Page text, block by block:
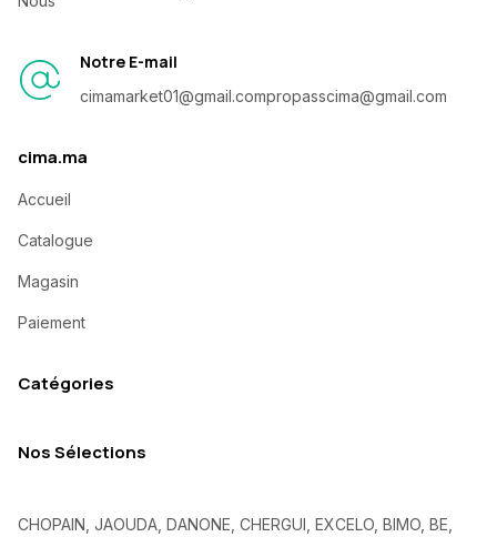
Notre E-mail
cimamarket01@gmail.compropasscima@gmail.com
cima.ma
Accueil
Catalogue
Magasin
Paiement
Catégories
Nos Sélections
CHOPAIN, JAOUDA, DANONE, CHERGUI, EXCELO, BIMO, BE,